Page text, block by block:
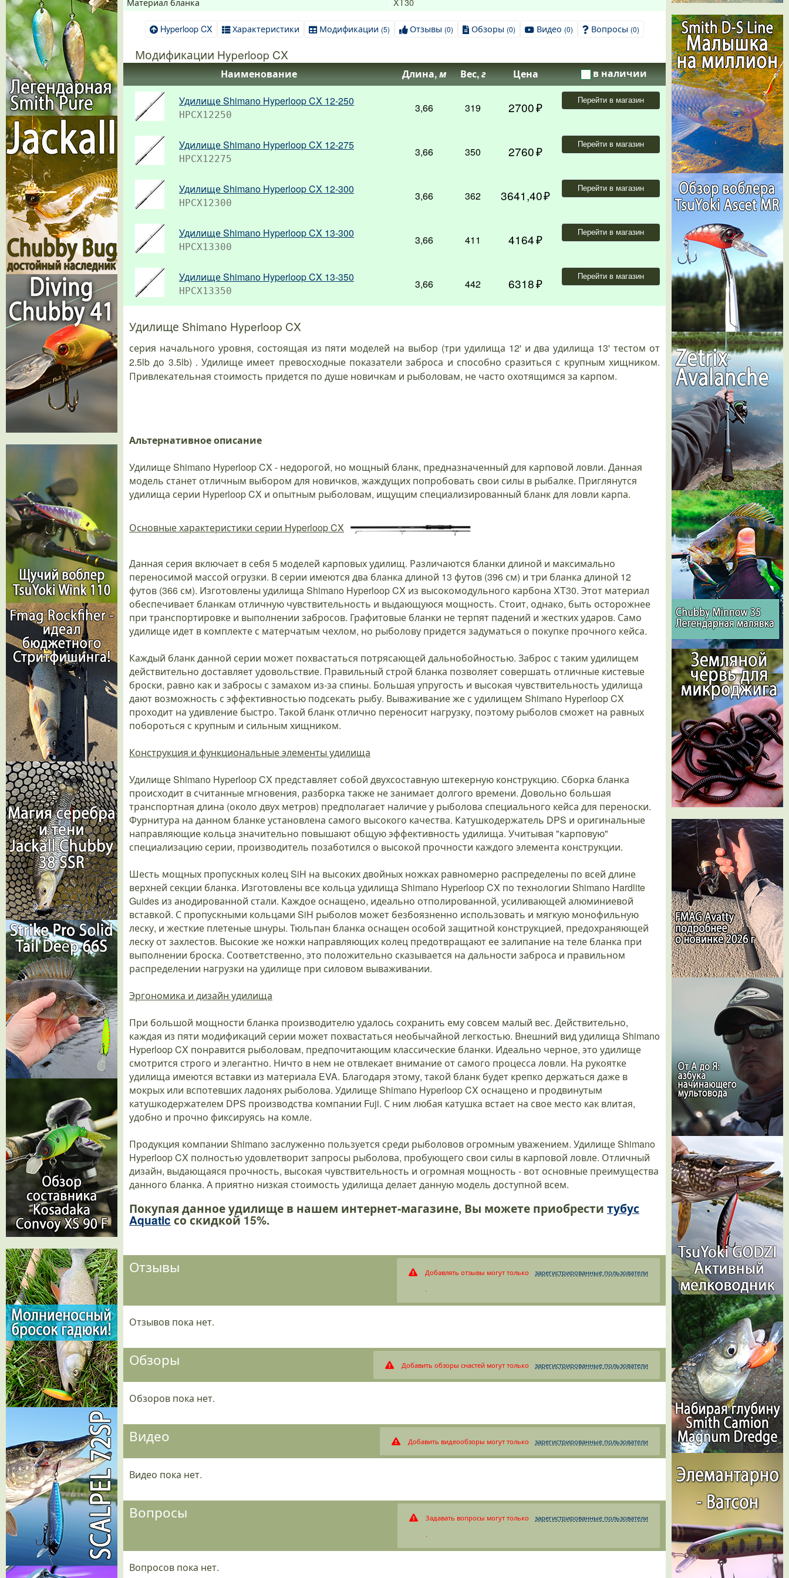
Hyperloop CX Характеристики Модификации (5) Отзывы (0) Обзоры (0) Видео (0) Вопросы (0)
Модификации Hyperloop CX
Наименование Длина,м Вес,г Цена в наличии
Удилище Shimano Hyperloop CX 12-250
HPCX12250
3,66 319 2700 Перейти в магазин
Удилище Shimano Hyperloop CX 12-275
HPCX12275
3,66 350 2760 Перейти в магазин
Удилище Shimano Hyperloop CX 12-300
HPCX12300
3,66 362 3641,40 Перейти в магазин
Удилище Shimano Hyperloop CX 13-300
HPCX13300
3,66 411 4164 Перейти в магазин
Удилище Shimano Hyperloop CX 13-350
HPCX13350
3,66 442 6318 Перейти в магазин
Удилище Shimano Hyperloop CX
серия начального уровня, состоящая из пяти моделей на выбор (три удилища 12' и два удилища 13' тестом от
2.5lb до 3.5lb) . Удилище имеет превосходные показатели заброса и способно сразиться с крупным хищником.
Привлекательная стоимость придется по душе новичкам и рыболовам, не часто охотящимся за карпом.
Альтернативное описание
Удилище Shimano Hyperloop CX - недорогой, но мощный бланк, предназначенный для карповой ловли. Данная
модель станет отличным выбором для новичков, жаждущих попробовать свои силы в рыбалке. Приглянутся
удилища серии Hyperloop CX и опытным рыболовам, ищущим специализированный бланк для ловли карпа.
Основные характеристики серии Hyperloop CX
Данная серия включает в себя 5 моделей карповых удилищ. Различаются бланки длиной и максимально
переносимой массой огрузки. В серии имеются два бланка длиной 13 футов (396 см) и три бланка длиной 12
футов (366 см). Изготовлены удилища Shimano Hyperloop CX из высокомодульного карбона XT30. Этот материал
обеспечивает бланкам отличную чувствительность и выдающуюся мощность. Стоит, однако, быть осторожнее
при транспортировке и выполнении забросов. Графитовые бланки не терпят падений и жестких ударов. Само
удилище идет в комплекте с матерчатым чехлом, но рыболову придется задуматься о покупке прочного кейса.
Каждый бланк данной серии может похвастаться потрясающей дальнобойностью. Заброс с таким удилищем
действительно доставляет удовольствие. Правильный строй бланка позволяет совершать отличные кистевые
броски, равно как и забросы с замахом из-за спины. Большая упругость и высокая чувствительность удилища
дают возможность с эффективностью подсекать рыбу. Вываживание же с удилищем Shimano Hyperloop CX
проходит на удивление быстро. Такой бланк отлично переносит нагрузку, поэтому рыболов сможет на равных
побороться с крупным и сильным хищником.
Конструкция и функциональные элементы удилища
Удилище Shimano Hyperloop CX представляет собой двухсоставную штекерную конструкцию. Сборка бланка
происходит в считанные мгновения, разборка также не занимает долгого времени. Довольно большая
транспортная длина (около двух метров) предполагает наличие у рыболова специального кейса для переноски.
Фурнитура на данном бланке установлена самого высокого качества. Катушкодержатель DPS и оригинальные
направляющие кольца значительно повышают общую эффективность удилища. Учитывая "карповую"
специализацию серии, производитель позаботился о высокой прочности каждого элемента конструкции.
Шесть мощных пропускных колец SiH на высоких двойных ножках равномерно распределены по всей длине
верхней секции бланка. Изготовлены все кольца удилища Shimano Hyperloop CX по технологии Shimano Hardlite
Guides из анодированной стали. Каждое оснащено, идеально отполированной, усиливающей алюминиевой
вставкой. С пропускными кольцами SiH рыболов может безбоязненно использовать и мягкую монофильную
леску, и жесткие плетеные шнуры. Тюльпан бланка оснащен особой защитной конструкцией, предохраняющей
леску от захлестов. Высокие же ножки направляющих колец предотвращают ее залипание на теле бланка при
выполнении броска. Соответственно, это положительно сказывается на дальности заброса и правильном
распределении нагрузки на удилище при силовом вываживании.
Эргономика и дизайн удилища
При большой мощности бланка производителю удалось сохранить ему совсем малый вес. Действительно,
каждая из пяти модификаций серии может похвастаться необычайной легкостью. Внешний вид удилища Shimano
Hyperloop CX понравится рыболовам, предпочитающим классические бланки. Идеально черное, это удилище
смотрится строго и элегантно. Ничто в нем не отвлекает внимание от самого процесса ловли. На рукоятке
удилища имеются вставки из материала EVA. Благодаря этому, такой бланк будет крепко держаться даже в
мокрых или вспотевших ладонях рыболова. Удилище Shimano Hyperloop CX оснащено и продвинутым
катушкодержателем DPS производства компании Fuji. С ним любая катушка встает на свое место как влитая,
удобно и прочно фиксируясь на комле.
Продукция компании Shimano заслуженно пользуется среди рыболовов огромным уважением. Удилище Shimano
Hyperloop CX полностью удовлетворит запросы рыболова, пробующего свои силы в карповой ловле. Отличный
дизайн, выдающаяся прочность, высокая чувствительность и огромная мощность - вот основные преимущества
данного бланка. А приятно низкая стоимость удилища делает данную модель доступной всем.
Покупая данное удилище в нашем интернет-магазине, Вы можете приобрести тубус
Aquatic со скидкой 15%.
Отзывы Добавлять отзывы могут только
зарегистрированные пользователи
.
Отзывов пока нет.
Обзоры Добавить обзоры снастей могут только зарегистрированные пользователи
Обзоров пока нет.
Видео Добавить видеообзоры могут только зарегистрированные пользователи
Видео пока нет.
Вопросы Задавать вопросы могут только
зарегистрированные пользователи
.
Вопросов пока нет.